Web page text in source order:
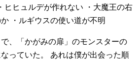
ヒヒュルデが作れない ・大魔王の右
・ルギウスの使い道が不明
、「かがみの扉」のモンスターの
っていた。
あれは僕が出会った順